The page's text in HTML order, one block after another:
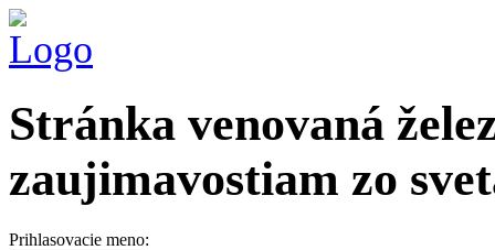
Stránka venovaná
zaujimavostiam zo
Prihlasovacie meno: